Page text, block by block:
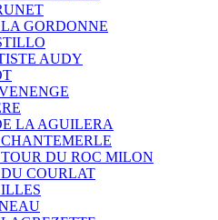
GORDONNE
AUDY
LA AGUILERA
DU ROC MILON
COURLAT